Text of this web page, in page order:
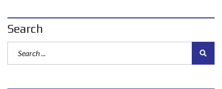
Search